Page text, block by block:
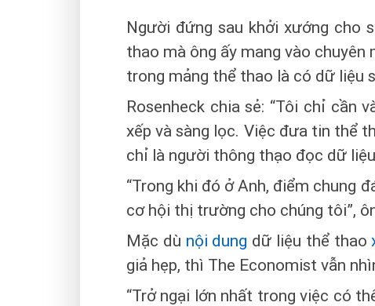
Người đứng sau khởi xướng cho
thao mà ông ấy mang vào
trong mảng thể thao là có dữ liệu
Rosenheck chia sẻ: “Tôi chỉ cần
xếp và sàng lọc. Việc đưa tin thể
chỉ là người thông thạo đọc dữ
“Trong khi đó ở Anh, điểm chung
cơ hội thị trường cho chúng tôi”,
Mặc dù nội dung dữ liệu thể thao
giả hẹp, thì The Economist vẫn
“Trở ngại lớn nhất trong việc có